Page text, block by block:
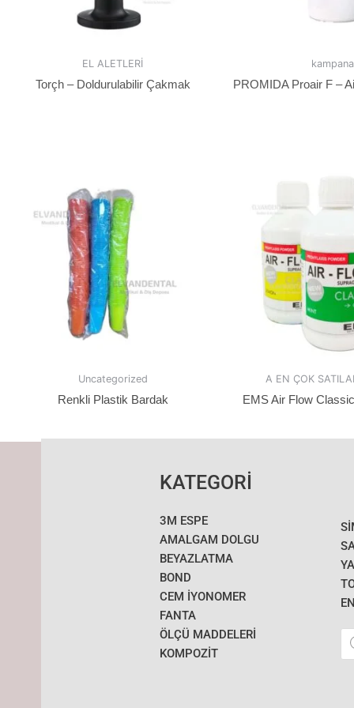
EL ALETLERİ
Torçh – Doldurulabilir Çakmak PROMIDA Proair F –
Uncategorized
Renkli Plastik Bardak
A EN ÇOK
EMS Air Flow
KATEGORİ
3M ESPE
AMALGAM DOLGU
BEYAZLATMA
BOND
CEM İYONOMER
FANTA
ÖLÇÜ MADDELERI
KOMPOZİT